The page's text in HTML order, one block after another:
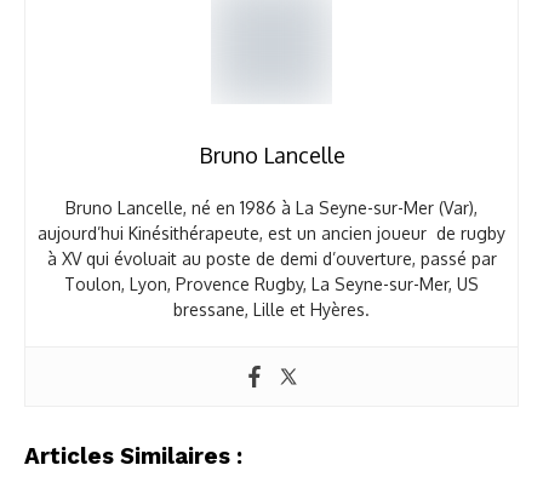
Bruno Lancelle
Bruno Lancelle, né en 1986 à La Seyne-sur-Mer (Var),
aujourd’hui Kinésithérapeute, est un ancien joueur de rugby
à XV qui évoluait au poste de demi d’ouverture, passé par
Toulon, Lyon, Provence Rugby, La Seyne-sur-Mer, US
bressane, Lille et Hyères.
Articles Similaires :